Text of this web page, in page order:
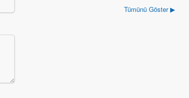
Tümünü Göster ▶